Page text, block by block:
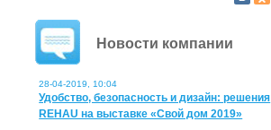
Новости компании
28-04-2019, 10:04
Удобство, безопасность и дизайн: решения
REHAU на выставке «Свой дом 2019»